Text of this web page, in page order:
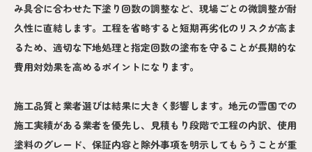
み具合に合わせた下塗り回数の調整など、現場ごとの微調整が耐
久性に直結します。工程を省略すると短期再劣化のリスクが高ま
るため、適切な下地処理と指定回数の塗布を守ることが長期的な
費用対効果を高めるポイントになります。
施工品質と業者選びは結果に大きく影響します。地元の雪国での
施工実績がある業者を優先し、見積もり段階で工程の内訳、使用
塗料のグレード、保証内容と除外事項を明示してもらうことが重